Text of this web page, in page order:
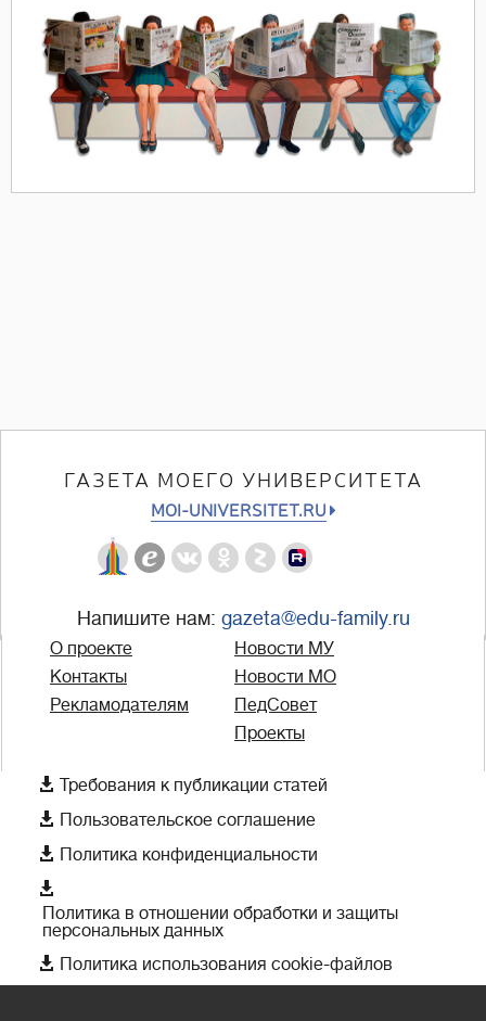
ГАЗЕТА МОЕГО УНИВЕРСИТЕТА
MOI-UNIVERSITET.RU
Напишите нам: gazeta@edu-family.ru
О проекте
Контакты
Рекламодателям
Новости МУ
Новости МО
ПедСовет
Проекты
 Требования к публикации статей
 Пользовательское соглашение
 Политика конфиденциальности

Политика в отношении обработки и защиты
персональных данных
 Политика использования cookie-файлов